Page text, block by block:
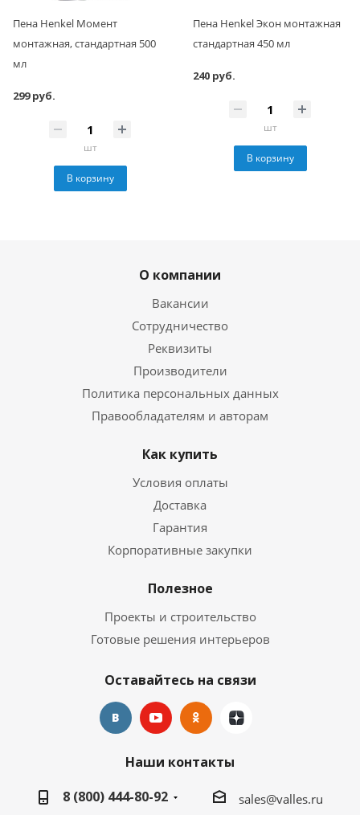
Пена Henkel Момент
монтажная, стандартная 500
мл
299 руб.
шт
В корзину
Пена Henkel Экон монтажная
стандартная 450 мл
240 руб.
шт
В корзину
О компании
Вакансии
Сотрудничество
Реквизиты
Производители
Политика персональных данных
Правообладателям и авторам
Как купить
Условия оплаты
Доставка
Гарантия
Корпоративные закупки
Полезное
Проекты и строительство
Готовые решения интерьеров
Оставайтесь на связи
Наши контакты
8 (800) 444-80-92
sales@valles.ru